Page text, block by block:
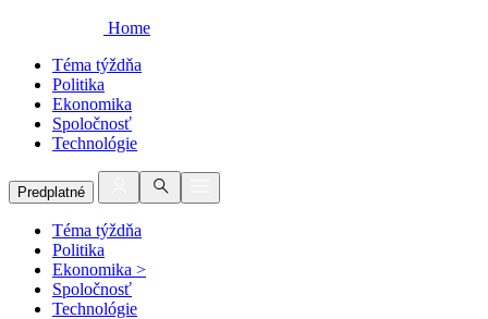
Home
Téma týždňa
Politika
Ekonomika
Spoločnosť
Technológie
Predplatné
Téma týždňa
Politika
Ekonomika >
Spoločnosť
Technológie